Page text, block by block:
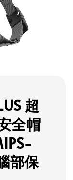
超
全帽
部保